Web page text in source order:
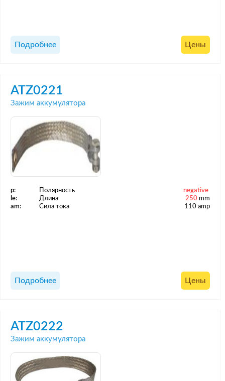
Подробнее Цены
ATZ0221
Зажим аккумулятора
p: Полярность
negative
le:
Длина 250 mm
am:
Сила тока 110 amp
Подробнее Цены
ATZ0222
Зажим аккумулятора